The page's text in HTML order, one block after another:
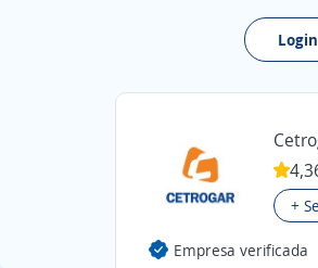
Login
+
Empresa verificada